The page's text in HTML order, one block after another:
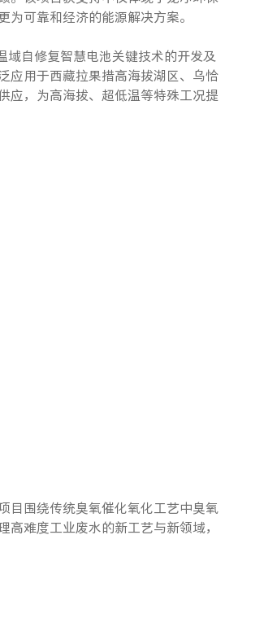
可靠和经济的能源解决方案。
自修复智慧电池关键技术的开发及
应用于西藏拉果措高海拔湖区、乌恰
应，为高海拔、超低温等特殊工况提
目围绕传统臭氧催化氧化工艺中臭氧
难度工业废水的新工艺与新领域，